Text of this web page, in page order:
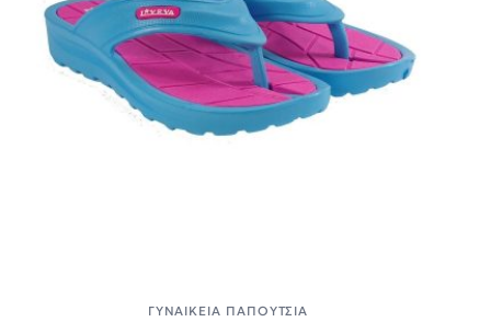
ΓΥΝΑΙΚΕΊΑ ΠΑΠΟΎΤΣΙΑ